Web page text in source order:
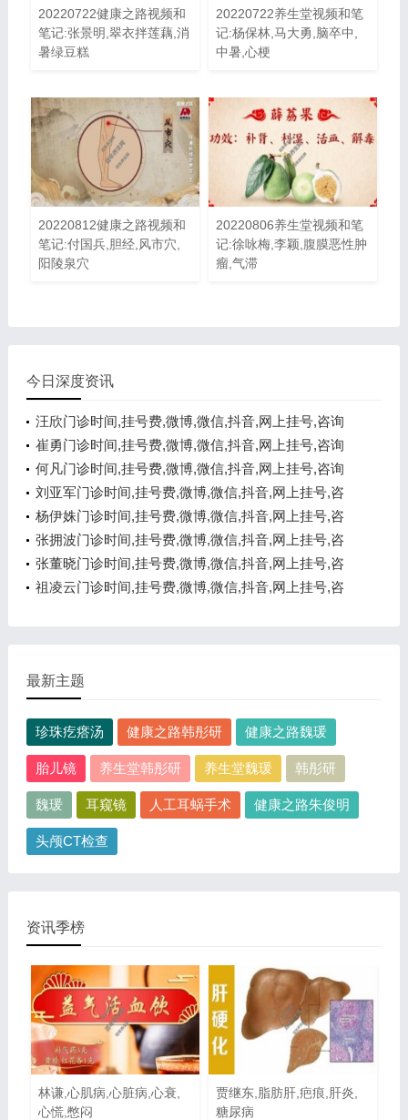
20220722健康之路视频和
笔记:张景明,翠衣拌莲藕,消
暑绿豆糕
20220722养生堂视频和笔
记:杨保林,马大勇,脑卒中,
中暑,心梗
20220812健康之路视频和
笔记:付国兵,胆经,风市穴,
阳陵泉穴
20220806养生堂视频和笔
记:徐咏梅,李颖,腹膜恶性肿
瘤,气滞
今日深度资讯
汪欣门诊时间,挂号费,微博,微信,抖音,网上挂号,咨询
电话,在线咨询
崔勇门诊时间,挂号费,微博,微信,抖音,网上挂号,咨询
电话,在线咨询
何凡门诊时间,挂号费,微博,微信,抖音,网上挂号,咨询
电话,在线咨询
刘亚军门诊时间,挂号费,微博,微信,抖音,网上挂号,咨
询电话,在线咨询
杨伊姝门诊时间,挂号费,微博,微信,抖音,网上挂号,咨
询电话,在线咨询
张拥波门诊时间,挂号费,微博,微信,抖音,网上挂号,咨
询电话,在线咨询
张董晓门诊时间,挂号费,微博,微信,抖音,网上挂号,咨
询电话,在线咨询
祖凌云门诊时间,挂号费,微博,微信,抖音,网上挂号,咨
最新主题
珍珠疙瘩汤 健康之路韩彤研 健康之路魏瑗
胎儿镜 养生堂韩彤研 养生堂魏瑗 韩彤研
魏瑗 耳窥镜 人工耳蜗手术 健康之路朱俊明
头颅CT检查
资讯季榜
林谦,心肌病,心脏病,心衰,
心慌,憋闷
贾继东,脂肪肝,疤痕,肝炎,
糖尿病